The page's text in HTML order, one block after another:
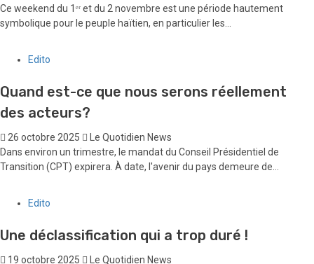
Ce weekend du 1ᵉʳ et du 2 novembre est une période hautement
symbolique pour le peuple haïtien, en particulier les...
Edito
Quand est-ce que nous serons réellement
des acteurs?
26 octobre 2025
Le Quotidien News
Dans environ un trimestre, le mandat du Conseil Présidentiel de
Transition (CPT) expirera. À date, l'avenir du pays demeure de...
Edito
Une déclassification qui a trop duré !
19 octobre 2025 Le Quotidien News